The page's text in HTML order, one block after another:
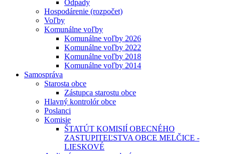
Odpady
Hospodárenie (rozpočet)
Voľby
Komunálne voľby
Komunálne voľby 2026
Komunálne voľby 2022
Komunálne voľby 2018
Komunálne voľby 2014
Samospráva
Starosta obce
Zástupca starostu obce
Hlavný kontrolór obce
Poslanci
Komisie
ŠTATÚT KOMISIÍ OBECNÉHO
ZASTUPITEĽSTVA OBCE MELČICE -
LIESKOVÉ